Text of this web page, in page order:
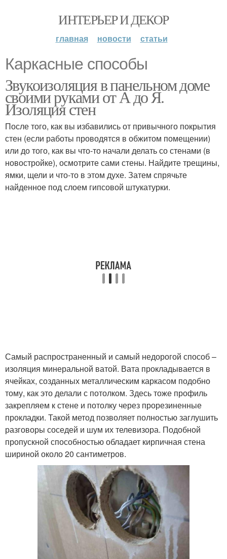
ИНТЕРЬЕР И ДЕКОР
главная новости статьи
Каркасные способы
Звукоизоляция в панельном доме
своими руками от А до Я.
Изоляция стен
После того, как вы избавились от привычного покрытия
стен (если работы проводятся в обжитом помещении)
или до того, как вы что-то начали делать со стенами (в
новостройке), осмотрите сами стены. Найдите трещины,
ямки, щели и что-то в этом духе. Затем спрячьте
найденное под слоем гипсовой штукатурки.
Самый распространенный и самый недорогой способ –
изоляция минеральной ватой. Вата прокладывается в
ячейках, созданных металлическим каркасом подобно
тому, как это делали с потолком. Здесь тоже профиль
закрепляем к стене и потолку через прорезиненные
прокладки. Такой метод позволяет полностью заглушить
разговоры соседей и шум их телевизора. Подобной
пропускной способностью обладает кирпичная стена
шириной около 20 сантиметров.